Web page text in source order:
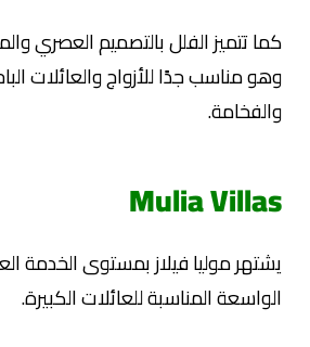
كما تتميز الفلل بالتصميم العصري
وهو مناسب جدًا للأزواج والعائلات
والفخامة.
Mulia Villas
يشتهر موليا فيلاز بمستوى الخدمة
الواسعة المناسبة للعائلات الكبيرة.